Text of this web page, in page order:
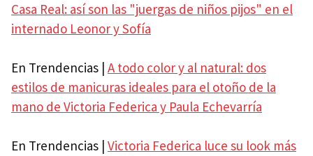
Casa Real: así son las "juergas de niños pijos" en el
internado Leonor y Sofía
En Trendencias | A todo color y al natural: dos
estilos de manicuras ideales para el otoño de la
mano de Victoria Federica y Paula Echevarría
En Trendencias | Victoria Federica luce su look más